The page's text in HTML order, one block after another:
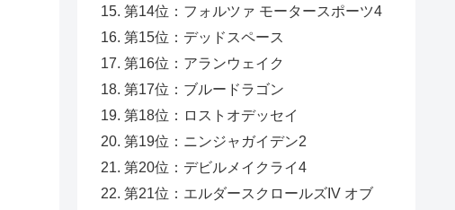
第14位：フォルツァ モータースポーツ4
第15位：デッドスペース
第16位：アランウェイク
第17位：ブルードラゴン
第18位：ロストオデッセイ
第19位：ニンジャガイデン2
第20位：デビルメイクライ4
第21位：エルダースクロールズIV オブ